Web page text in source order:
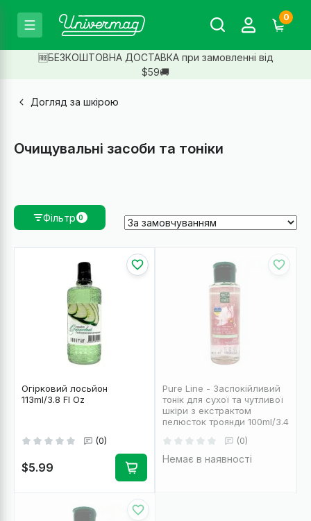
0
🆓БЕЗКОШТОВНА ДОСТАВКА при замовленні від
$59🚚
Догляд за шкірою
Очищувальні засоби та тоніки
Фільтр 0
Огірковий лосьйон
113ml/3.8 Fl Oz
(0)
$5.99
Pure Line - Заспокійливий
тонік для сухої та чутливої
шкіри з екстрактом
пелюсток троянди 100ml/3.4
(0)
Немає в наявності